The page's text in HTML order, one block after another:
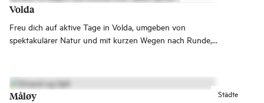
Volda
Freu dich auf aktive Tage in Volda, umgeben von
spektakulärer Natur und mit kurzen Wegen nach Runde,
Städte
Måløy